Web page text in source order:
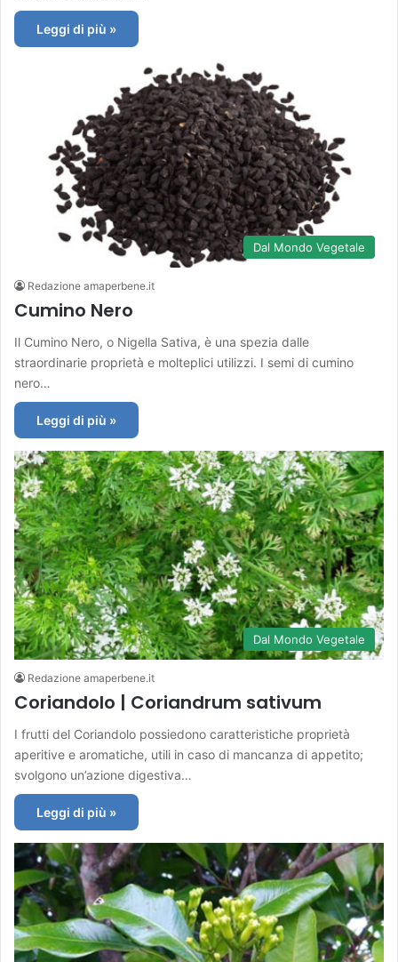
Leggi di più »
Dal Mondo Vegetale
Redazione amaperbene.it
Cumino Nero
Il Cumino Nero, o Nigella Sativa, è una spezia dalle
straordinarie proprietà e molteplici utilizzi. I semi di cumino
nero…
Leggi di più »
Dal Mondo Vegetale
Redazione amaperbene.it
Coriandolo | Coriandrum sativum
I frutti del Coriandolo possiedono caratteristiche proprietà
aperitive e aromatiche, utili in caso di mancanza di appetito;
svolgono un’azione digestiva…
Leggi di più »